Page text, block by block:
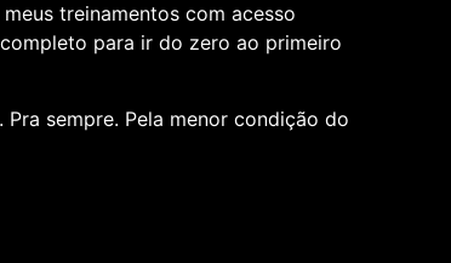
treinamentos com acesso
para ir do zero ao primeiro
sempre. Pela menor condição do